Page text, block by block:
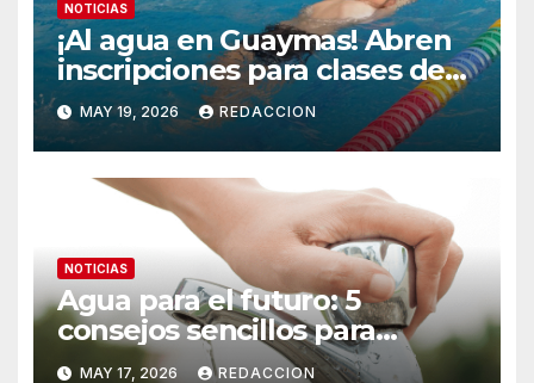
NOTICIAS
¡Al agua en Guaymas! Abren
inscripciones para clases de
natación en la Alberca
Municipal
MAY 19, 2026 REDACCION
NOTICIAS
Agua para el futuro: 5
consejos sencillos para
ahorrar agua en el hogar
MAY 17, 2026 REDACCION